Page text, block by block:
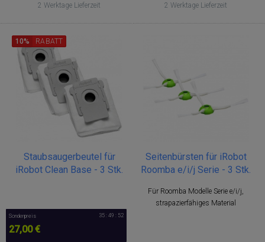
2 Werktage Lieferzeit
2 Werktage Lieferzeit
Staubsaugerbeutel für
iRobot Clean Base - 3 Stk.
10% RABATT
Sonderpreis
27,00 €
35 : 49 : 51
Seitenbürsten für iRobot
Roomba e/i/j Serie - 3 Stk.
Für Roomba Modelle Serie e/i/j,
strapazierfähiges Material